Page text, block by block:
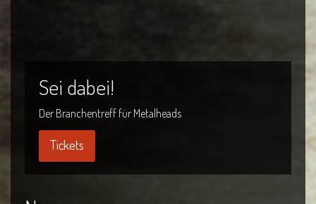
Sei dabei!
Der Branchentreff für Metalheads
Tickets